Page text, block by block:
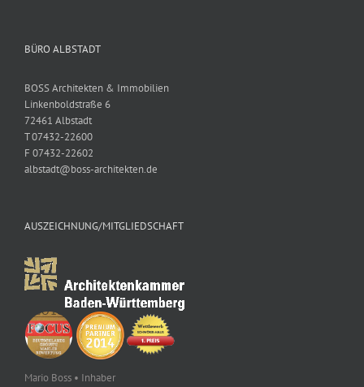
BÜRO ALBSTADT
BOSS Architekten & Immobilien
Linkenboldstraße 6
72461 Albstadt
T 07432-22600
F 07432-22602
albstadt@boss-architekten.de
AUSZEICHNUNG/MITGLIEDSCHAFT
Mario Boss • Inhaber